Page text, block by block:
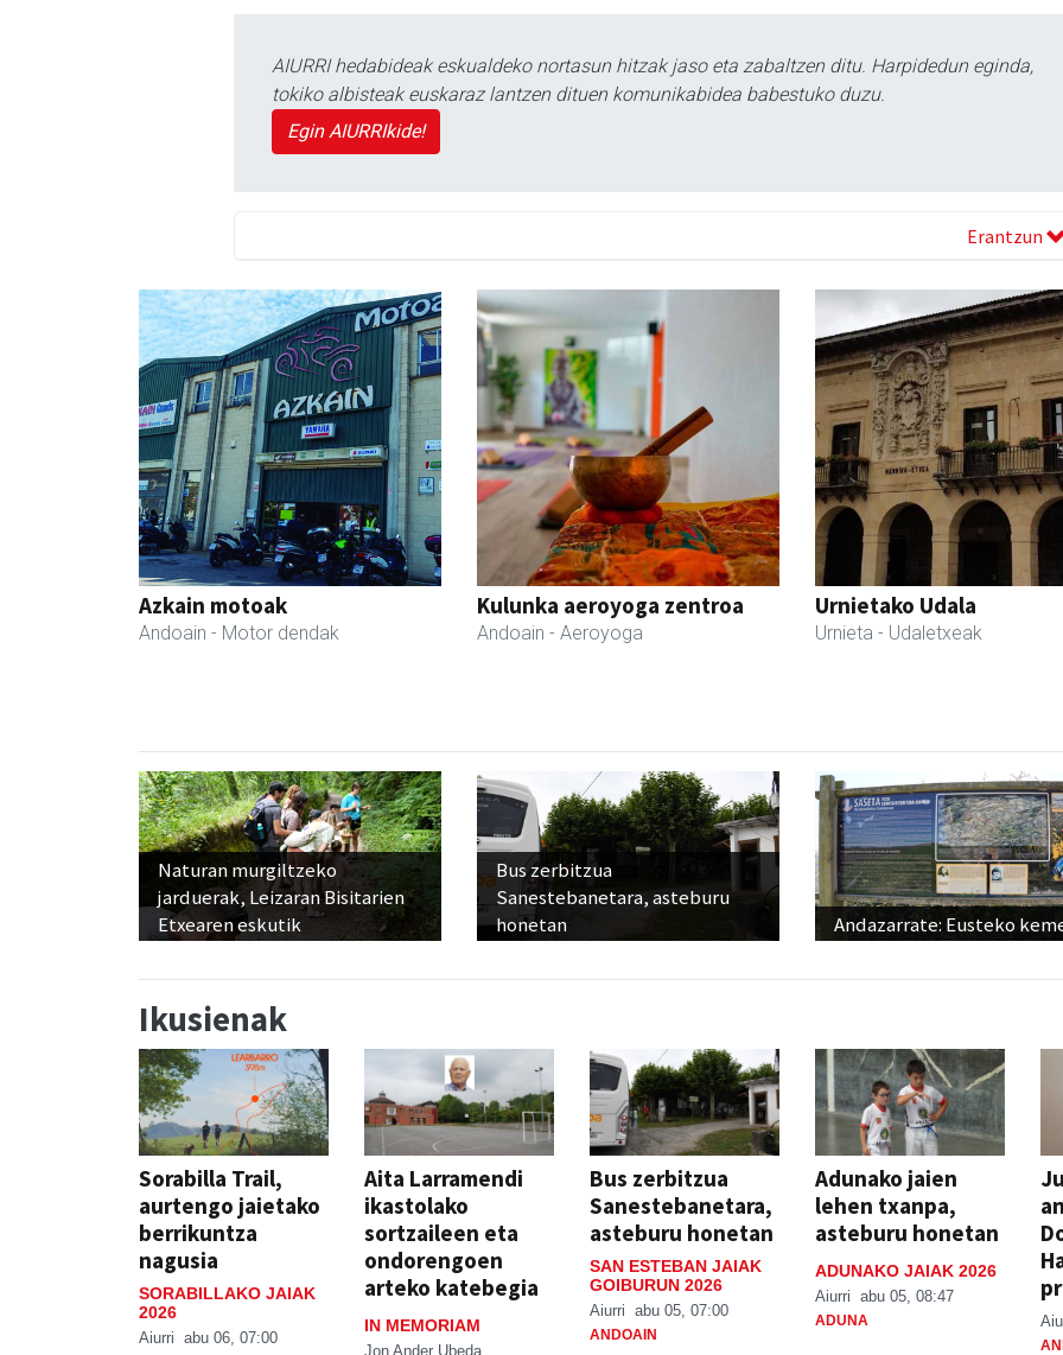
AIURRI hedabideak eskualdeko nortasun hitzak jaso eta zabaltzen ditu. Harpidedun eginda,
tokiko albisteak euskaraz lantzen dituen komunikabidea babestuko duzu.
Egin AIURRIkide!
Erantzun
Azkain motoak
Andoain - Motor dendak
Kulunka aeroyoga zentroa
Andoain - Aeroyoga
Urnietako Udala
Urnieta - Udaletxeak
Naturan murgiltzeko
jarduerak, Leizaran Bisitarien
Etxearen eskutik
Bus zerbitzua
Sanestebanetara, asteburu
honetan
Andazarrate: Eusteko
Ikusienak
Sorabilla Trail,
aurtengo jaietako
berrikuntza
nagusia
SORABILLAKO JAIAK
2026
Aiurri abu 06, 07:00
Aita Larramendi
ikastolako
sortzaileen eta
ondorengoen
arteko katebegia
IN MEMORIAM
Jon Ander Ubeda
Bus zerbitzua
Sanestebanetara,
asteburu honetan
SAN ESTEBAN JAIAK
GOIBURUN 2026
Aiurri abu 05, 07:00
ANDOAIN
Adunako jaien
lehen txanpa,
asteburu honetan
ADUNAKO JAIAK 2026
Aiurri abu 05, 08:47
ADUNA